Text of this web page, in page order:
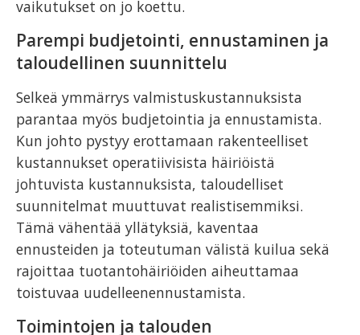
vaikutukset on jo koettu.
Parempi budjetointi, ennustaminen ja
taloudellinen suunnittelu
Selkeä ymmärrys valmistuskustannuksista
parantaa myös budjetointia ja ennustamista.
Kun johto pystyy erottamaan rakenteelliset
kustannukset operatiivisista häiriöistä
johtuvista kustannuksista, taloudelliset
suunnitelmat muuttuvat realistisemmiksi.
Tämä vähentää yllätyksiä, kaventaa
ennusteiden ja toteutuman välistä kuilua sekä
rajoittaa tuotantohäiriöiden aiheuttamaa
toistuvaa uudelleenennustamista.
Toimintojen ja talouden